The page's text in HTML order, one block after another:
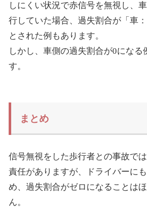
しにくい状況で赤信号を無視し、
行していた場合、過失割合が「車
とされた例もあります。
しかし、車側の過失割合が0になる
す。
まとめ
信号無視をした歩行者との事故で
責任がありますが、ドライバーに
め、過失割合がゼロになることは
ん。